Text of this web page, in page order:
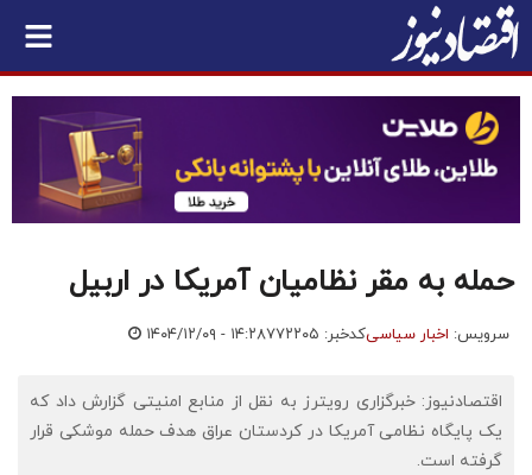
حمله به مقر نظامیان آمریکا در اربیل
سرویس: اخبار سیاسیکدخبر: ۷۷۲۲۰۵ ۱۴۰۴/۱۲/۰۹ - ۱۴:۲۸
اقتصادنیوز: خبرگزاری رویترز به نقل از منابع امنیتی گزارش داد که
یک پایگاه نظامی آمریکا در کردستان عراق هدف حمله موشکی قرار
گرفته است.